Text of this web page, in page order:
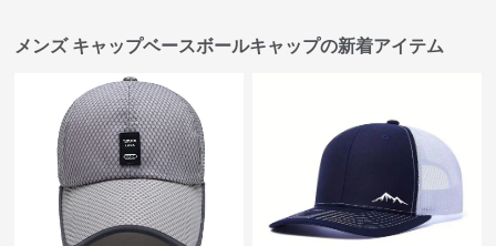
メンズ キャップベースボールキャップの新着アイテム